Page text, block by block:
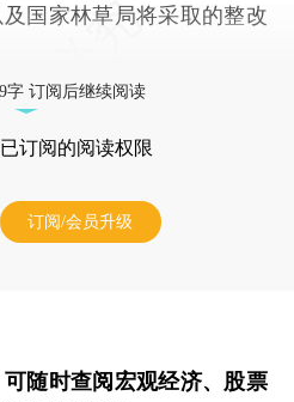
国家林草局将采取的整改
字 订阅后继续阅读
订阅的阅读权限
订阅/会员升级
可随时查阅宏观经济、股票